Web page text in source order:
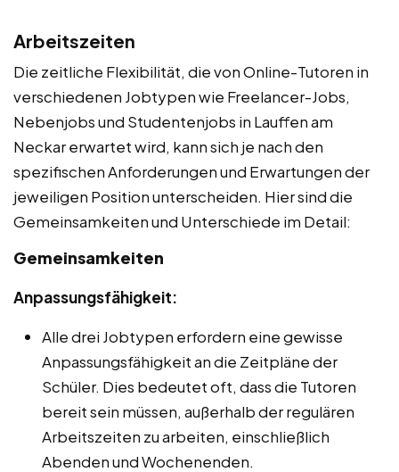
Arbeitszeiten
Die zeitliche Flexibilität, die von Online-Tutoren in
verschiedenen Jobtypen wie Freelancer-Jobs,
Nebenjobs und Studentenjobs in Lauffen am
Neckar erwartet wird, kann sich je nach den
spezifischen Anforderungen und Erwartungen der
jeweiligen Position unterscheiden. Hier sind die
Gemeinsamkeiten und Unterschiede im Detail:
Gemeinsamkeiten
Anpassungsfähigkeit:
Alle drei Jobtypen erfordern eine gewisse
Anpassungsfähigkeit an die Zeitpläne der
Schüler. Dies bedeutet oft, dass die Tutoren
bereit sein müssen, außerhalb der regulären
Arbeitszeiten zu arbeiten, einschließlich
Abenden und Wochenenden.